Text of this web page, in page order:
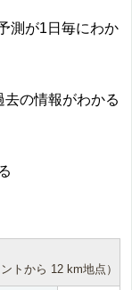
測が1日毎にわか
の情報がわかる
ントから 12 km地点）